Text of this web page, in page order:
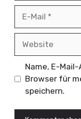
Mail
Name, E-
Browser für
speichern.